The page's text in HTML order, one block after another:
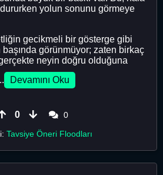
yolun sonunu görmeye
gecikmeli bir gösterge gibi
görünmüyor; zaten birkaç
neyin doğru olduğuna
Devamını Oku
0
0
Tavsiye Öneri Floodları